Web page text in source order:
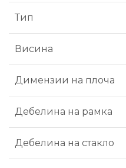
Тип
Висина
Димензии на плоча
Дебелина на рамка
Дебелина на стакло